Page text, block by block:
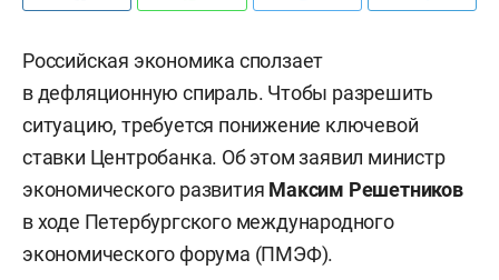
Российская экономика сползает
в дефляционную спираль. Чтобы разрешить
ситуацию, требуется понижение ключевой
ставки Центробанка. Об этом заявил министр
экономического развития Максим Решетников
в ходе Петербургского международного
экономического форума (ПМЭФ).